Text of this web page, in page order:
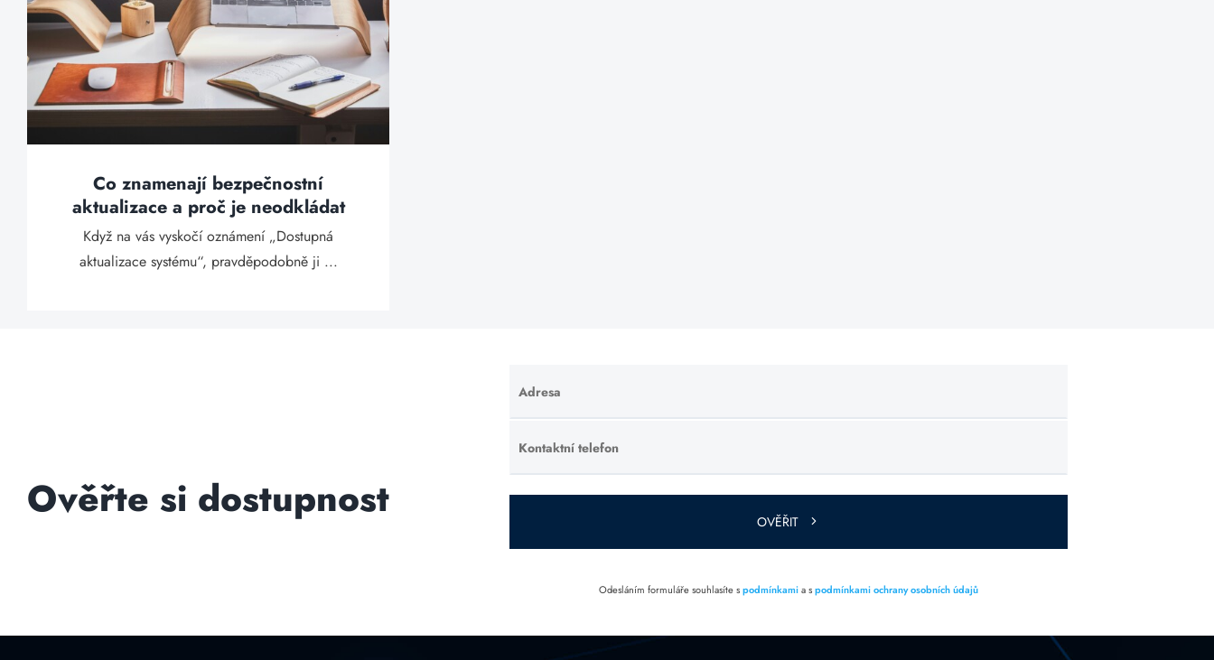
Co znamenají bezpečnostní
aktualizace a proč je neodkládat
Když na vás vyskočí oznámení „Dostupná
aktualizace systému“, pravděpodobně ji ...
Ověřte si dostupnost
Adresa
Ponechte
toto pole
prázdné.
Kontaktní telefon
Ponechte
toto pole
prázdné.
OVĚŘIT
Odesláním formuláře souhlasíte spodmínkamia spodmínkami ochrany osobních údajů